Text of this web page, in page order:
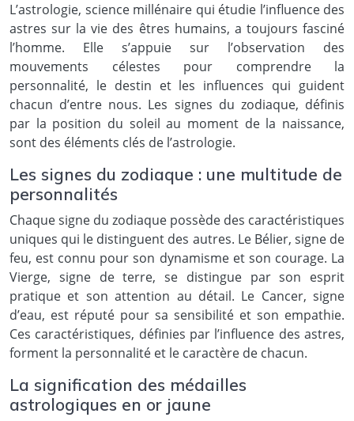
L’astrologie, science millénaire qui étudie l’influence des
astres sur la vie des êtres humains, a toujours fasciné
l’homme. Elle s’appuie sur l’observation des
mouvements célestes pour comprendre la
personnalité, le destin et les influences qui guident
chacun d’entre nous. Les signes du zodiaque, définis
par la position du soleil au moment de la naissance,
sont des éléments clés de l’astrologie.
Les signes du zodiaque : une multitude de
personnalités
Chaque signe du zodiaque possède des caractéristiques
uniques qui le distinguent des autres. Le Bélier, signe de
feu, est connu pour son dynamisme et son courage. La
Vierge, signe de terre, se distingue par son esprit
pratique et son attention au détail. Le Cancer, signe
d’eau, est réputé pour sa sensibilité et son empathie.
Ces caractéristiques, définies par l’influence des astres,
forment la personnalité et le caractère de chacun.
La signification des médailles
astrologiques en or jaune